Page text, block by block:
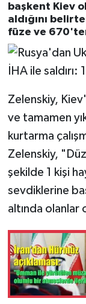
başkent Kiev
aldığını
füze ve
Zelenskiy,
ve tamamen
kurtarma
Zelenskiy,
şekilde 1 kişi
sevdiklerine
altında